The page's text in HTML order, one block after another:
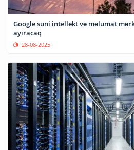
Google süni intellekt və məlumat
ayıracaq
28-08-2025